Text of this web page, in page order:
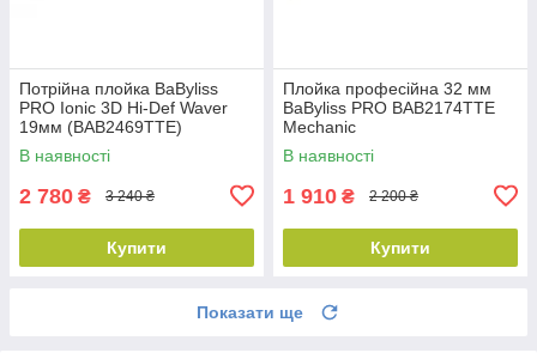
Потрійна плойка BaByliss
PRO Ionic 3D Hi-Def Waver
19мм (BAB2469TTE)
В наявності
2 780 ₴ 3 240 ₴
Купити
Плойка професійна 32 мм
BaByliss PRO BAB2174TTE
Mechanic
В наявності
1 910 ₴ 2 200 ₴
Купити
Показати ще